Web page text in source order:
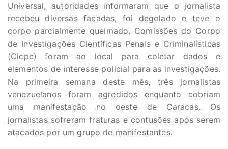
Universal, autoridades informaram que o jornalista
recebeu diversas facadas, foi degolado e teve o
corpo parcialmente queimado. Comissões do Corpo
de Investigações Científicas Penais e Criminalísticas
(Cicpc) foram ao local para coletar dados e
elementos de interesse policial para as investigações.
Na primeira semana deste mês, três jornalistas
venezuelanos foram agredidos enquanto cobriam
uma manifestação no oeste de Caracas. Os
jornalistas sofreram fraturas e contusões após serem
atacados por um grupo de manifestantes.